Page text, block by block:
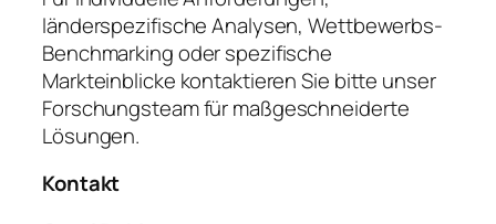
länderspezifische Analysen, Wettbewerbs-
Benchmarking oder spezifische
Markteinblicke kontaktieren Sie bitte unser
Forschungsteam für maßgeschneiderte
Lösungen.
Kontakt